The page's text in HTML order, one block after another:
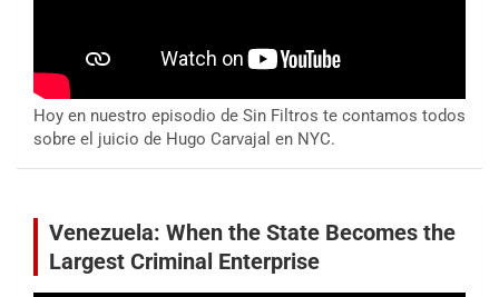
Hoy en nuestro episodio de Sin Filtros te contamos todos
sobre el juicio de Hugo Carvajal en NYC.
Venezuela: When the State Becomes the
Largest Criminal Enterprise